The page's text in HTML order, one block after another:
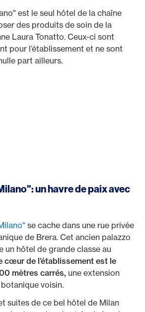
est le seul hôtel de la chaîne
des produits de soin de la
Laura Tonatto. Ceux-ci sont
pour l’établissement et ne sont
part ailleurs.
un havre de paix avec
se cache dans une rue privée
de Brera. Cet ancien palazzo
un hôtel de grande classe au
cœur de l’établissement est le
mètres carrés, une extension
voisin.
suites de ce bel hôtel de Milan